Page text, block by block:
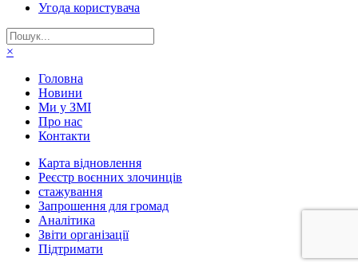
Угода користувача
×
Головна
Новини
Ми у ЗМІ
Про нас
Контакти
Карта відновлення
Реєстр воєнних злочинців
стажування
Запрошення для громад
Аналітика
Звіти організації
Підтримати